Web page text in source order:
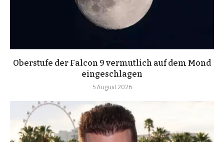
Oberstufe der Falcon 9 vermutlich auf dem Mond
eingeschlagen
5 August 2026